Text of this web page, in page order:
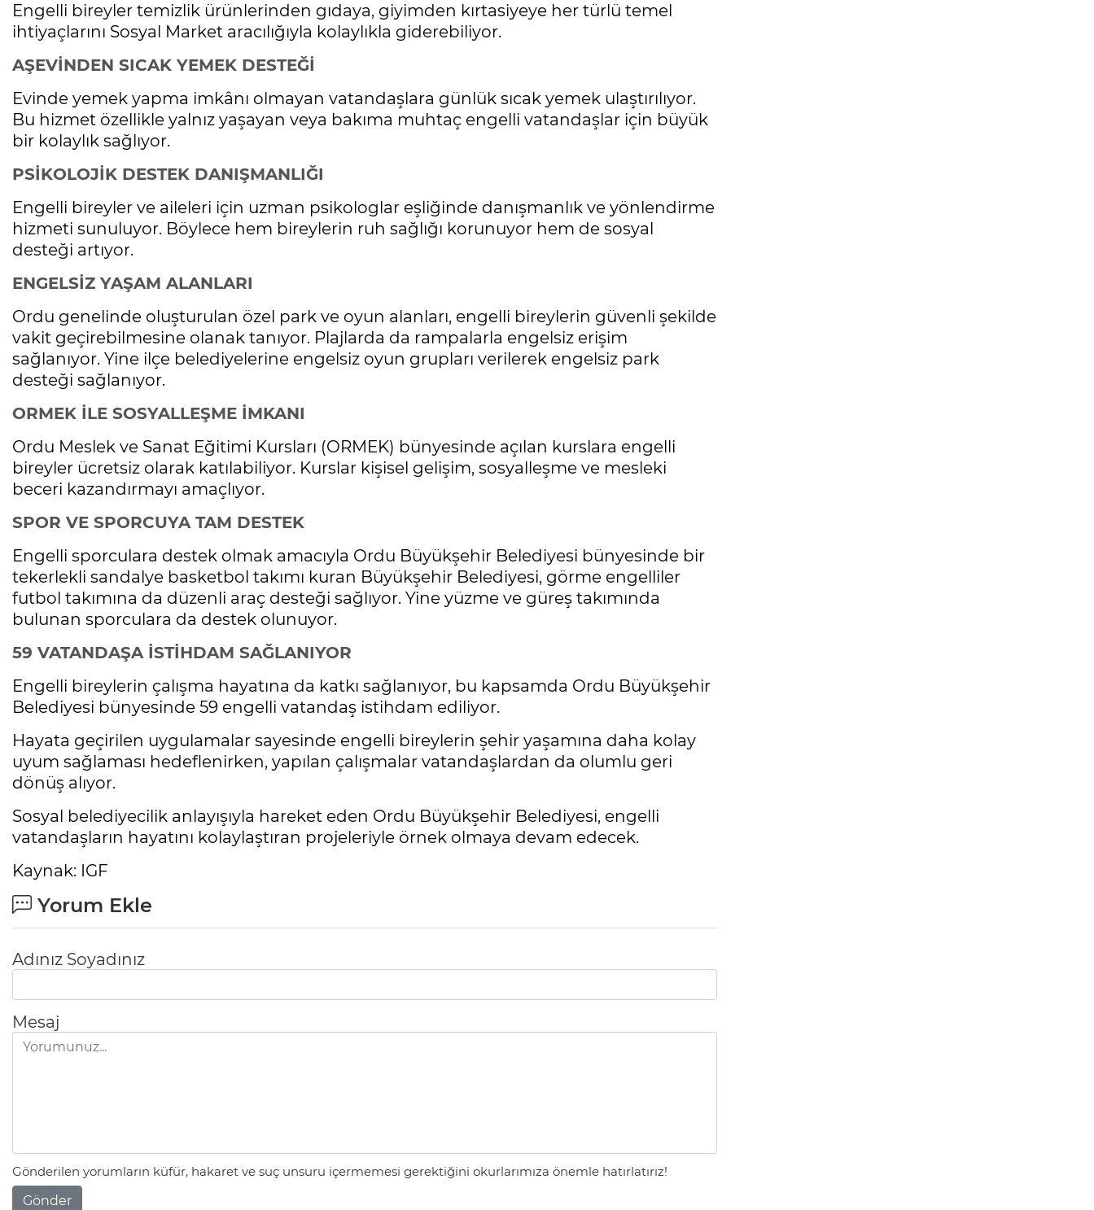
Engelli bireyler temizlik ürünlerinden gıdaya, giyimden kırtasiyeye her türlü temel
ihtiyaçlarını Sosyal Market aracılığıyla kolaylıkla giderebiliyor.
AŞEVİNDEN SICAK YEMEK DESTEĞİ
Evinde yemek yapma imkânı olmayan vatandaşlara günlük sıcak yemek ulaştırılıyor.
Bu hizmet özellikle yalnız yaşayan veya bakıma muhtaç engelli vatandaşlar için büyük
bir kolaylık sağlıyor.
PSİKOLOJİK DESTEK DANIŞMANLIĞI
Engelli bireyler ve aileleri için uzman psikologlar eşliğinde danışmanlık ve yönlendirme
hizmeti sunuluyor. Böylece hem bireylerin ruh sağlığı korunuyor hem de sosyal
desteği artıyor.
ENGELSİZ YAŞAM ALANLARI
Ordu genelinde oluşturulan özel park ve oyun alanları, engelli bireylerin güvenli şekilde
vakit geçirebilmesine olanak tanıyor. Plajlarda da rampalarla engelsiz erişim
sağlanıyor. Yine ilçe belediyelerine engelsiz oyun grupları verilerek engelsiz park
desteği sağlanıyor.
ORMEK İLE SOSYALLEŞME İMKANI
Ordu Meslek ve Sanat Eğitimi Kursları (ORMEK) bünyesinde açılan kurslara engelli
bireyler ücretsiz olarak katılabiliyor. Kurslar kişisel gelişim, sosyalleşme ve mesleki
beceri kazandırmayı amaçlıyor.
SPOR VE SPORCUYA TAM DESTEK
Engelli sporculara destek olmak amacıyla Ordu Büyükşehir Belediyesi bünyesinde bir
tekerlekli sandalye basketbol takımı kuran Büyükşehir Belediyesi, görme engelliler
futbol takımına da düzenli araç desteği sağlıyor. Yine yüzme ve güreş takımında
bulunan sporculara da destek olunuyor.
59 VATANDAŞA İSTİHDAM SAĞLANIYOR
Engelli bireylerin çalışma hayatına da katkı sağlanıyor, bu kapsamda Ordu Büyükşehir
Belediyesi bünyesinde 59 engelli vatandaş istihdam ediliyor.
Hayata geçirilen uygulamalar sayesinde engelli bireylerin şehir yaşamına daha kolay
uyum sağlaması hedeflenirken, yapılan çalışmalar vatandaşlardan da olumlu geri
dönüş alıyor.
Sosyal belediyecilik anlayışıyla hareket eden Ordu Büyükşehir Belediyesi, engelli
vatandaşların hayatını kolaylaştıran projeleriyle örnek olmaya devam edecek.
Kaynak: IGF
Yorum Ekle
Adınız Soyadınız
Mesaj
Gönderilen yorumların küfür, hakaret ve suç unsuru içermemesi gerektiğini okurlarımıza önemle hatırlatırız!
Gönder